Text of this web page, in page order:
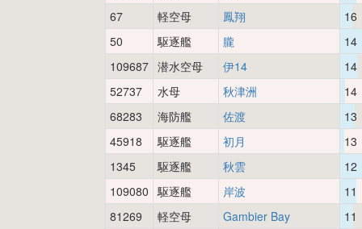
67
軽空母 鳳翔
16
50
駆逐艦 朧
14
109687 潜水空母 伊14
14
52737
水母 秋津洲
14
68283
海防艦 佐渡
13
45918
駆逐艦 初月
13
1345
駆逐艦 秋雲
12
109080 駆逐艦 岸波
11
81269
軽空母 Gambier Bay
11